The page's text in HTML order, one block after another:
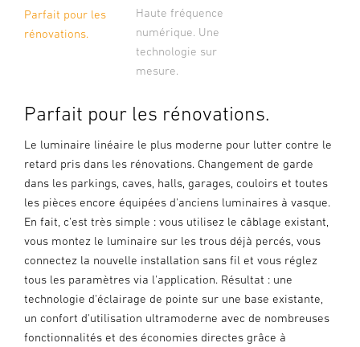
Parfait pour les
rénovations.
Haute fréquence
numérique. Une
technologie sur
mesure.
Parfait pour les rénovations.
Le luminaire linéaire le plus moderne pour lutter contre le
retard pris dans les rénovations. Changement de garde
dans les parkings, caves, halls, garages, couloirs et toutes
les pièces encore équipées d'anciens luminaires à vasque.
En fait, c'est très simple : vous utilisez le câblage existant,
vous montez le luminaire sur les trous déjà percés, vous
connectez la nouvelle installation sans fil et vous réglez
tous les paramètres via l'application. Résultat : une
technologie d'éclairage de pointe sur une base existante,
un confort d'utilisation ultramoderne avec de nombreuses
fonctionnalités et des économies directes grâce à